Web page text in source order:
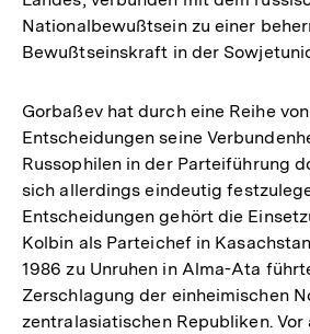
Nationalbewußtsein zu einer
Bewußtseinskraft in der
Gorbaßev hat durch eine Reihe
Entscheidungen seine
Russophilen in der Parteiführung
sich allerdings eindeutig
Entscheidungen gehört die
Kolbin als Parteichef in
1986 zu Unruhen in Alma-Ata
Zerschlagung der einheimischen
zentralasiatischen Republiken. Vor